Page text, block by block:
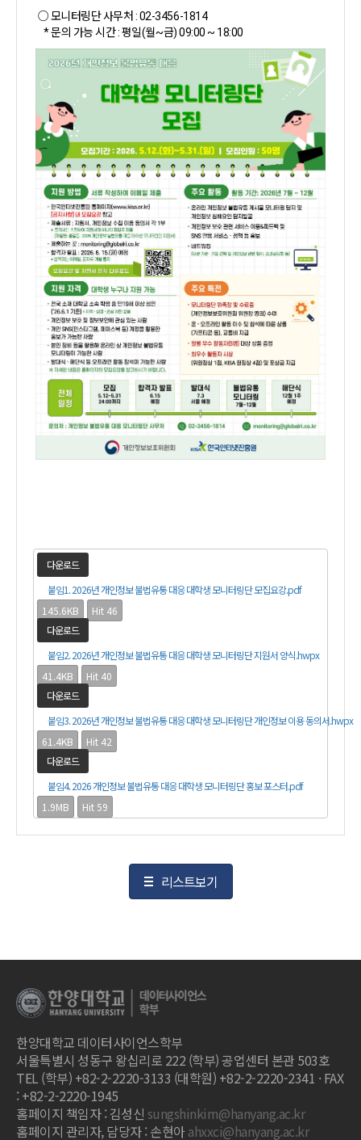
○ 모니터링단 사무처 : 02-3456-1814
* 문의 가능 시간 : 평일(월~금) 09:00 ~ 18:00
다운로드
붙임1. 2026년 개인정보 불법유통 대응 대학생 모니터링단 모집요강.pdf
145.6KB
Hit 46
다운로드
붙임2. 2026년 개인정보 불법유통 대응 대학생 모니터링단 지원서 양식.hwpx
41.4KB
Hit 40
다운로드
붙임3. 2026년 개인정보 불법유통 대응 대학생 모니터링단 개인정보 이용 동의서.hwpx
61.4KB
Hit 42
다운로드
붙임4. 2026 개인정보 불법유통 대응 대학생 모니터링단 홍보 포스터.pdf
1.9MB
Hit 59
리스트보기
한양대학교 데이터사이언스학부
서울특별시 성동구 왕십리로 222 (학부) 공업센터 본관 503호
TEL (학부) +82-2-2220-3133 (대학원) +82-2-2220-2341 · FAX
: +82-2-2220-1945
홈페이지 책임자 : 김성신 sungshinkim@hanyang.ac.kr
홈페이지 관리자, 담당자 : 손현아ahxxci@hanyang.ac.kr